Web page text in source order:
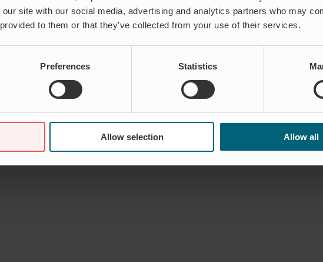
site with our social media, advertising and analytics partners who may
to them or that they’ve collected from your use of their services.
Preferences Statistics
Allow selection Allow all